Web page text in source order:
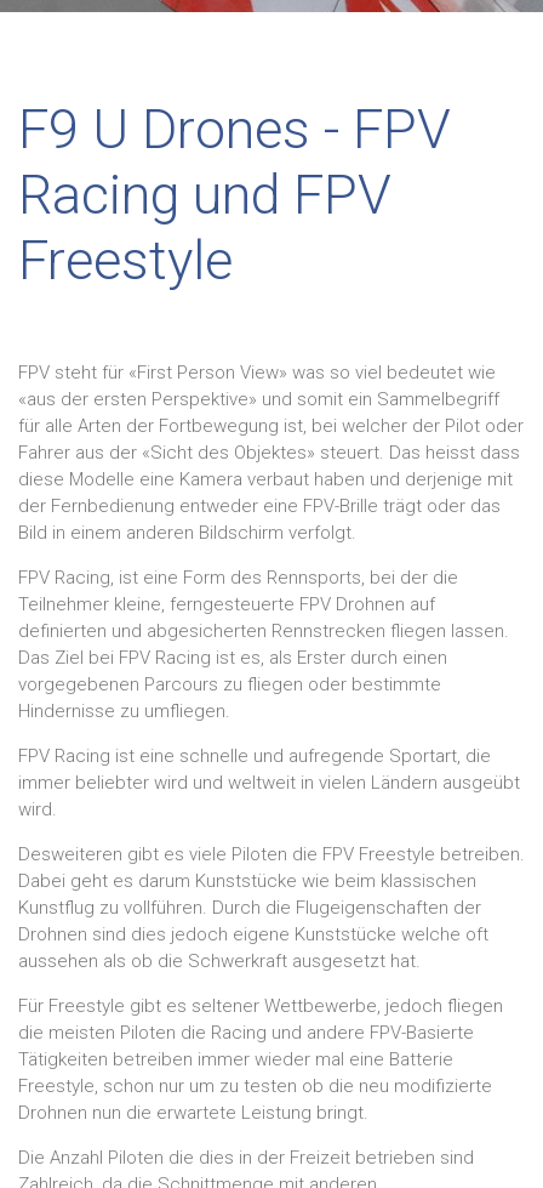
F9 U Drones - FPV
Racing und FPV
Freestyle
FPV steht für «First Person View» was so viel bedeutet wie
«aus der ersten Perspektive» und somit ein Sammelbegriff
für alle Arten der Fortbewegung ist, bei welcher der Pilot oder
Fahrer aus der «Sicht des Objektes» steuert. Das heisst dass
diese Modelle eine Kamera verbaut haben und derjenige mit
der Fernbedienung entweder eine FPV-Brille trägt oder das
Bild in einem anderen Bildschirm verfolgt.
FPV Racing, ist eine Form des Rennsports, bei der die
Teilnehmer kleine, ferngesteuerte FPV Drohnen auf
definierten und abgesicherten Rennstrecken fliegen lassen.
Das Ziel bei FPV Racing ist es, als Erster durch einen
vorgegebenen Parcours zu fliegen oder bestimmte
Hindernisse zu umfliegen.
FPV Racing ist eine schnelle und aufregende Sportart, die
immer beliebter wird und weltweit in vielen Ländern ausgeübt
wird.
Desweiteren gibt es viele Piloten die FPV Freestyle betreiben.
Dabei geht es darum Kunststücke wie beim klassischen
Kunstflug zu vollführen. Durch die Flugeigenschaften der
Drohnen sind dies jedoch eigene Kunststücke welche oft
aussehen als ob die Schwerkraft ausgesetzt hat.
Für Freestyle gibt es seltener Wettbewerbe, jedoch fliegen
die meisten Piloten die Racing und andere FPV-Basierte
Tätigkeiten betreiben immer wieder mal eine Batterie
Freestyle, schon nur um zu testen ob die neu modifizierte
Drohnen nun die erwartete Leistung bringt.
Die Anzahl Piloten die dies in der Freizeit betrieben sind